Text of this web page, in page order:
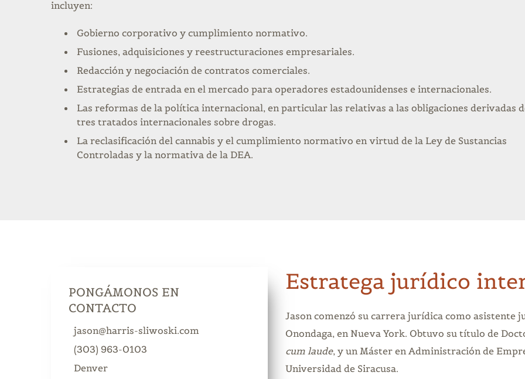
incluyen:
Gobierno corporativo y cumplimiento normativo.
Fusiones, adquisiciones y reestructuraciones empresariales.
Redacción y negociación de contratos comerciales.
Estrategias de entrada en el mercado para operadores estadounidenses e internacionales.
Las reformas de la política internacional, en particular las relativas a las obligaciones derivadas
tres tratados internacionales sobre drogas.
La reclasificación del cannabis y el cumplimiento normativo en virtud de la Ley de Sustancias
Controladas y la normativa de la DEA.
PONGÁMONOS EN
CONTACTO
jason@harris-sliwoski.com
(303) 963-0103
Denver
Estratega jurídico
Jason comenzó su carrera jurídica como asistente
Onondaga, en Nueva York. Obtuvo su título de
cum laude, y un Máster en Administración de
Universidad de Siracusa.